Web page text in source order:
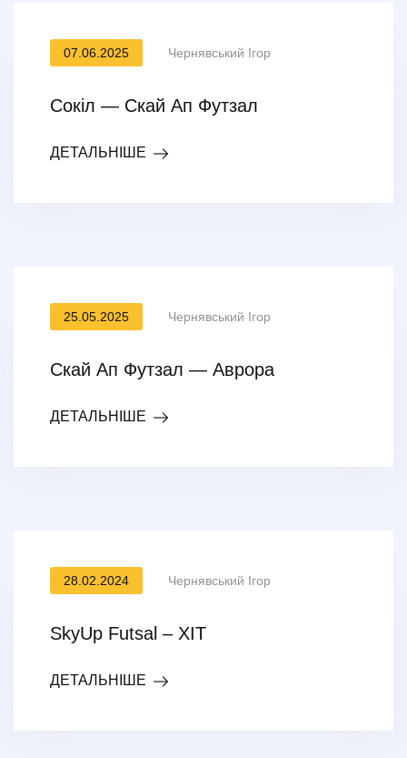
07.06.2025 Чернявський Ігор
Сокіл — Скай Ап Футзал
ДЕТАЛЬНІШЕ
25.05.2025 Чернявський Ігор
Скай Ап Футзал — Аврора
ДЕТАЛЬНІШЕ
28.02.2024 Чернявський Ігор
SkyUp Futsal – ХІТ
ДЕТАЛЬНІШЕ